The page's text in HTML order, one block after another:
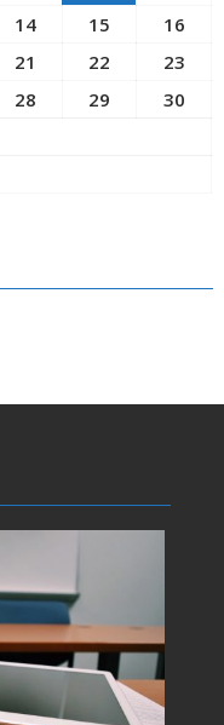
14 15
16
21 22
23
28 29
30